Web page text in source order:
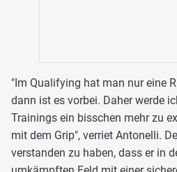
"Im Qualifying hat man nur eine
dann ist es vorbei. Daher werde
Trainings ein bisschen mehr zu
mit dem Grip", verriet Antonelli.
verstanden zu haben, dass er in